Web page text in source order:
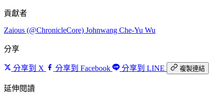
貢獻者
Zaious (@ChronicleCore) Johnwang Che-Yu Wu
分享
分享到 X 分享到 Facebook 分享到 LINE 複製連結
延伸閱讀